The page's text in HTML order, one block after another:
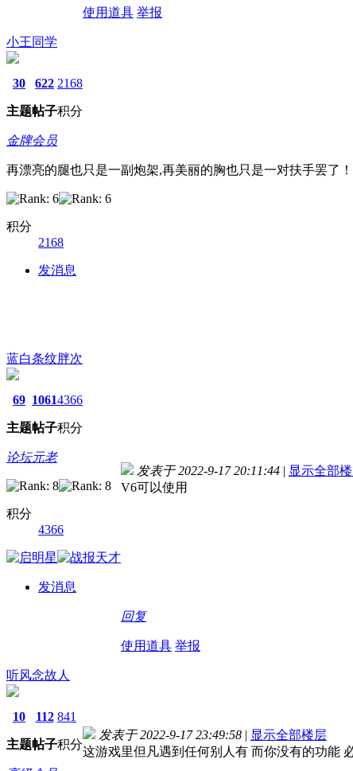
使用道具 举报
小王同学
30
主题
622
帖子
2168
积分
金牌会员
再漂亮的腿也只是一副炮架,再美丽的胸也只是一对扶手罢了！
积分
2168
发消息
蓝白条纹胖次
69
主题
1061
帖子
4366
积分
论坛元老
积分
4366
发消息
发表于 2022-9-17 20:11:44 | 显示全部
V6可以使用
回复
使用道具 举报
听风念故人
10
主题
112
帖子
841
积分
发表于 2022-9-17 23:49:58 | 显示全部楼层
这游戏里但凡遇到任何别人有 而你没有的功能